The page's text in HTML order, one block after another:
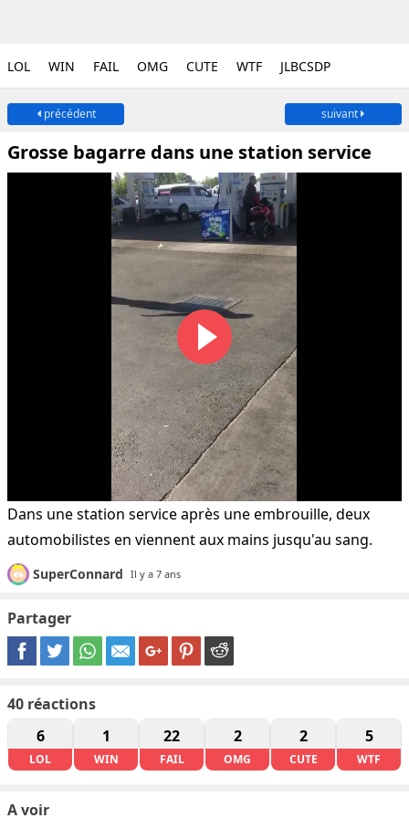
LOL WIN FAIL OMG CUTE WTF JLBCSDP
précédent suivant
Grosse bagarre dans une station service
Dans une station service après une embrouille, deux
automobilistes en viennent aux mains jusqu'au sang.
SuperConnard Il y a 7 ans
Partager
40 réactions
6
LOL
1
WIN
22
FAIL
2
OMG
2
CUTE
5
WTF
A voir